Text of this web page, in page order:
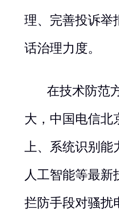
理、完善投诉举
话治理力度。
在技术防范
大，中国电信北
上、系统识别能
人工智能等最
拦防手段对骚扰